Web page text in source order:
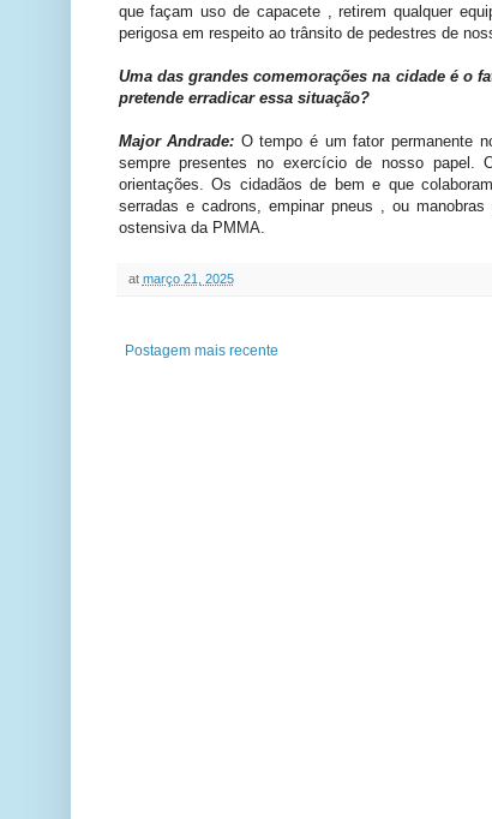
que façam uso de capacete , retirem qualquer
perigosa em respeito ao trânsito de pedestres de
Uma das grandes comemorações na cidade é o
pretende erradicar essa situação?
Major Andrade: O tempo é um fator permanente
sempre presentes no exercício de nosso papel.
orientações. Os cidadãos de bem e que
serradas e cadrons, empinar pneus , ou
ostensiva da PMMA.
at março 21, 2025
Postagem mais recente